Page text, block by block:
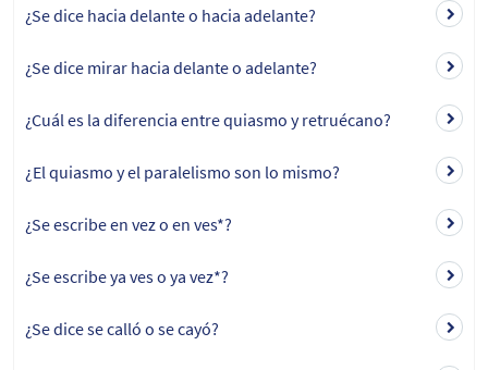
¿Se dice hacia delante o hacia adelante?
¿Se dice mirar hacia delante o adelante?
¿Cuál es la diferencia entre quiasmo y retruécano?
¿El quiasmo y el paralelismo son lo mismo?
¿Se escribe en vez o en ves*?
¿Se escribe ya ves o ya vez*?
¿Se dice se calló o se cayó?